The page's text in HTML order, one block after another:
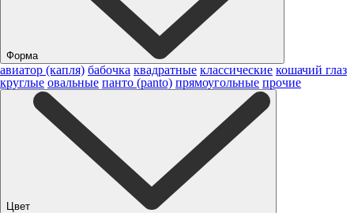
Форма
авиатор (капля) бабочка квадратные классические кошачий глаз
круглые овальные панто (panto) прямоугольные прочие
Цвет